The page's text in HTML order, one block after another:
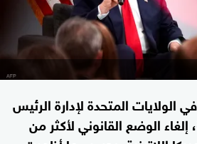
الولايات المتحدة لإدارة الرئيس
إلغاء الوضع القانوني لأكثر من